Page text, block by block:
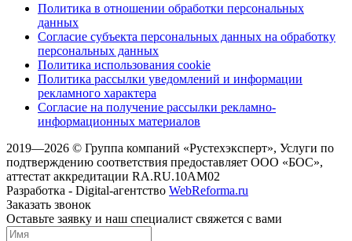
Политика в отношении обработки персональных
данных
Согласие субъекта персональных данных на обработку
персональных данных
Политика использования cookie
Политика рассылки уведомлений и информации
рекламного характера
Согласие на получение рассылки рекламно-
информационных материалов
2019—2026 © Группа компаний «Рустехэксперт», Услуги по
подтверждению соответствия предоставляет ООО «БОС»,
аттестат аккредитации RA.RU.10AM02
Разработка - Digital-агентство WebReforma.ru
Заказать звонок
Оставьте заявку и наш специалист свяжется с вами